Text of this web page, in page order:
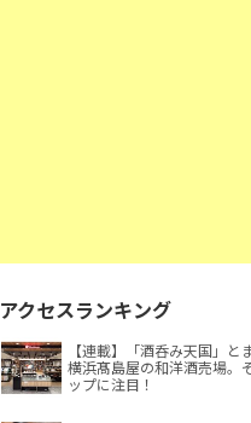
アクセスランキング
【連載】「酒呑み天国」と
横浜髙島屋の和洋酒売場。
ップに注目！